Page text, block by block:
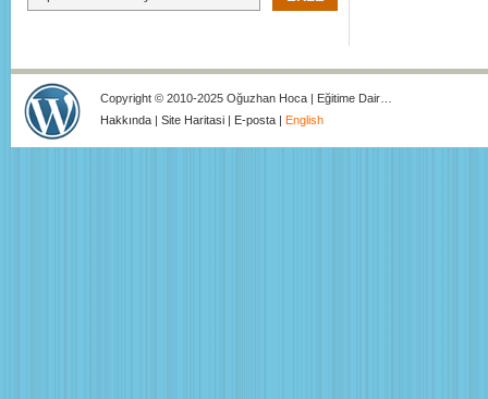
Copyright © 2010-2025 Oğuzhan Hoca | Eğitime Dair…
Hakkında | Site Haritasi | E-posta | English